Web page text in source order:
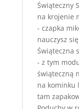
Świąteczny
na krojenie
- czapka
nauczysz
Świąteczna
- z tym
świąteczną
na kominku
tam